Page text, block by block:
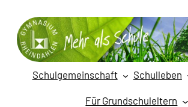
Inhalt
springen
Schulgemeinschaft Schulleben
Für Grundschuleltern